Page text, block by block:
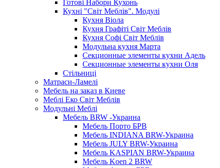
Готові Набори Кухонь
Кухні "Світ Меблів". Модулі
Кухня Віола
Кухня Графіті Світ Меблів
Кухня Софі Світ Меблів
Модульна кухня Марта
Секционные элементы кухни Адель
Секционные элементы кухни Оля
Стільниці
Матраси-Ламелі
Мебель на заказ в Киеве
Меблі Еко Світ Меблів
Модульні Меблі
Мебель BRW -Украина
Мебель Порто БРВ
Мебель INDIANA BRW-Украина
Мебель JULY BRW-Украина
Мебель KASPIAN BRW-Украина
Мебель Koen 2 BRW